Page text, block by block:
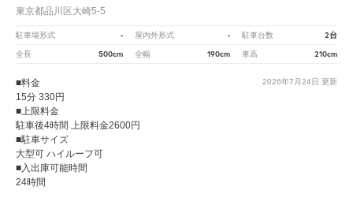
東京都品川区大崎5-5
駐車場形式 - 屋内外形式 - 駐車台数 2台
全長 500cm 全幅 190cm 車高 210cm
2026年7月24日 更新
■料金
15分 330円
■上限料金
駐車後4時間 上限料金2600円
■駐車サイズ
大型可 ハイルーフ可
■入出庫可能時間
24時間